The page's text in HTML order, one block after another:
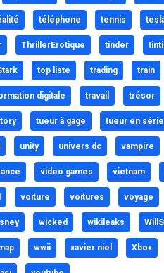
téléphone tennis
ThrillerErotique tinder
top liste trading train
digitale travail trésor
tueur à gage tueur en série
unity univers dc vampire
video games vietnam
voiture voitures voyage
wicked wikileaks
wwii xavier niel Xbox